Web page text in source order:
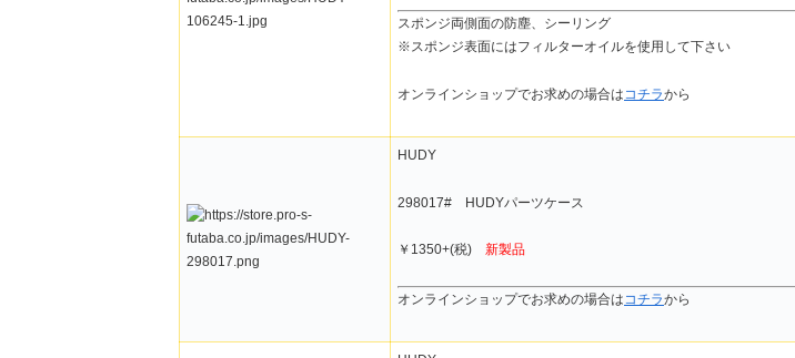
スポンジ両側面の防塵、シーリング
※スポンジ表面にはフィルターオイルを使用して下さい
オンラインショップでお求めの場合は コチラから
HUDY
298017# HUDYパーツケース
￥1350+(税) 新製品
オンラインショップでお求めの場合はコチラから